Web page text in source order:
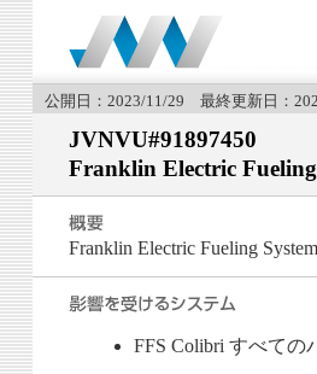
公開日：2023/11/29 最終更新日：
JVNVU#91897450
Franklin Electric
Franklin Electric Fueling
FFS Colibri すべての